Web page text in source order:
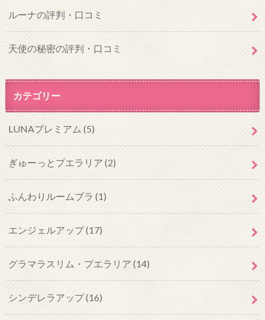
ルーナの評判・口コミ
天使の秘密の評判・口コミ
カテゴリー
LUNAプレミアム (5)
ぎゅーっとプエラリア (2)
ふんわりルームブラ (1)
エンジェルアップ(17)
グラマラスリム・プエラリア (14)
シンデレラアップ(16)